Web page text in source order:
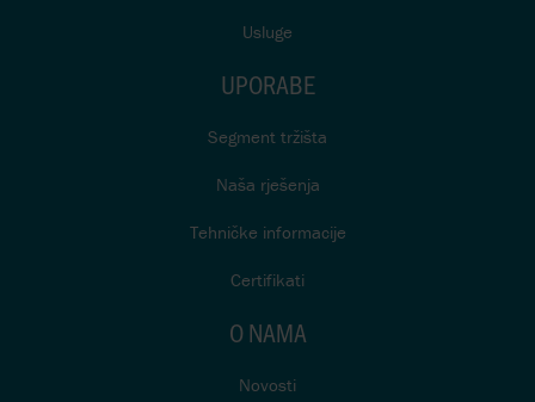
Usluge
UPORABE
Segment tržišta
Naša rješenja
Tehničke informacije
Certifikati
O NAMA
Novosti